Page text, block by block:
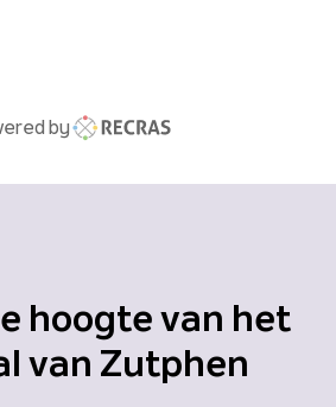
by
hoogte van het
van Zutphen